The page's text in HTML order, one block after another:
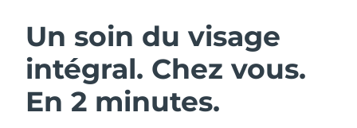
Un soin du visage
intégral. Chez vous.
En 2 minutes.
Nettoyage du visage Lifting
Autriche Livraison estimée
Bahreïn Livraison estimée8/9/26
Belgique Livraison estimée